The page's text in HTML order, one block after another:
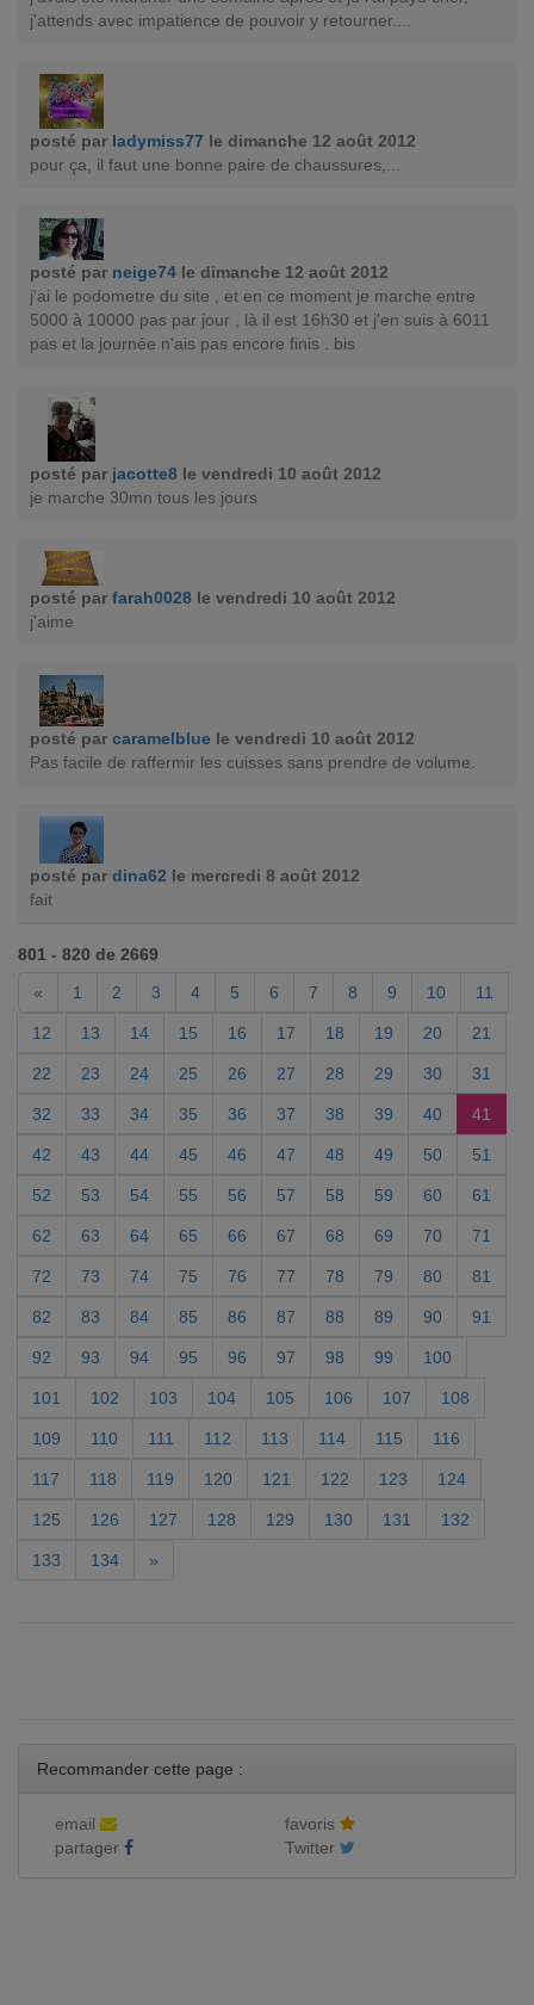
j'attends avec impatience de pouvoir y retourner....
posté par ladymiss77 le dimanche 12 août 2012
pour ça, il faut une bonne paire de chaussures,...
posté par neige74 le dimanche 12 août 2012
j'ai le podometre du site , et en ce moment je marche entre
5000 à 10000 pas par jour , là il est 16h30 et j'en suis à 6011
pas et la journée n'ais pas encore finis . bis
posté par jacotte8 le vendredi 10 août 2012
je marche 30mn tous les jours
posté par farah0028 le vendredi 10 août 2012
j'aime
posté par caramelblue le vendredi 10 août 2012
Pas facile de raffermir les cuisses sans prendre de volume.
posté par dina62 le mercredi 8 août 2012
fait
801 - 820 de 2669
«
1 2 3 4 5 6 7 8 9 10 11
12 13 14 15 16 17 18 19 20 21
22 23 24 25 26 27 28 29 30 31
32 33 34 35 36 37 38 39 40 41
42 43 44 45 46 47 48 49 50 51
52 53 54 55 56 57 58 59 60 61
62 63 64 65 66 67 68 69 70 71
72 73 74 75 76 77 78 79 80 81
82 83 84 85 86 87 88 89 90 91
92 93 94 95 96 97 98 99 100
101 102 103 104 105 106 107 108
109 110 111 112 113 114 115 116
117 118 119 120 121 122 123 124
125 126 127 128 129 130 131 132
133 134 »
Recommander cette page :
email
favoris
partager
Twitter